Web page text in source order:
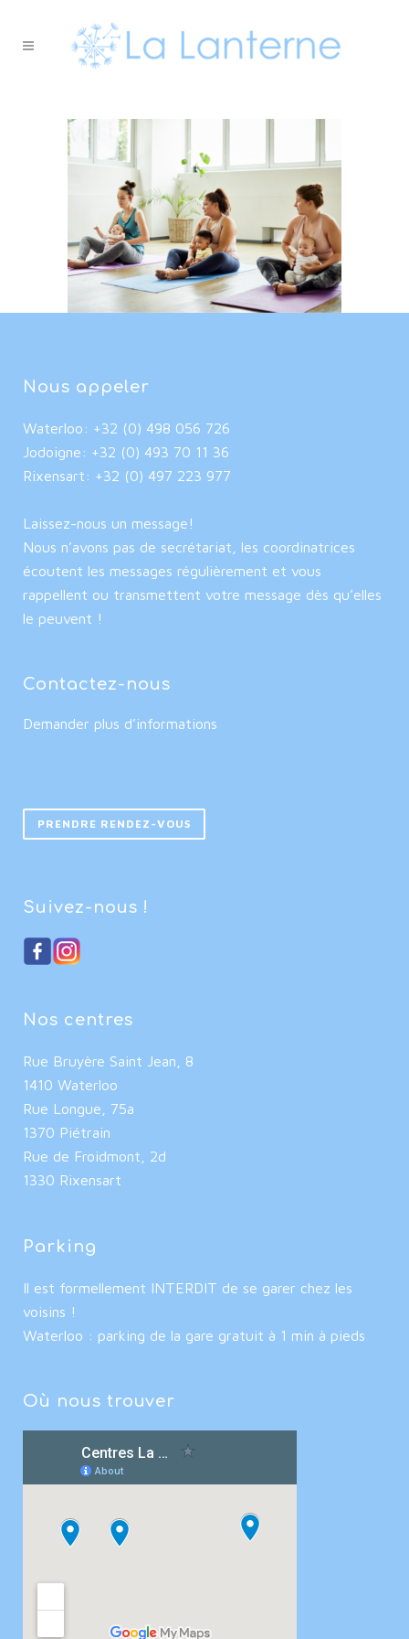
Nous appeler
Waterloo: +32 (0) 498 056 726
Jodoigne: +32 (0) 493 70 11 36
Rixensart: +32 (0) 497 223 977
Laissez-nous un message!
Nous n’avons pas de secrétariat, les coordinatrices
écoutent les messages régulièrement et vous
rappellent ou transmettent votre message dès qu’elles
le peuvent !
Contactez-nous
Demander plus d’informations
PRENDRE RENDEZ-VOUS
Suivez-nous !
Nos centres
Rue Bruyère Saint Jean, 8
1410 Waterloo
Rue Longue, 75a
1370 Piétrain
Rue de Froidmont, 2d
1330 Rixensart
Parking
Il est formellement INTERDIT de se garer chez les
voisins !
Waterloo : parking de la gare gratuit à 1 min à pieds
Où nous trouver